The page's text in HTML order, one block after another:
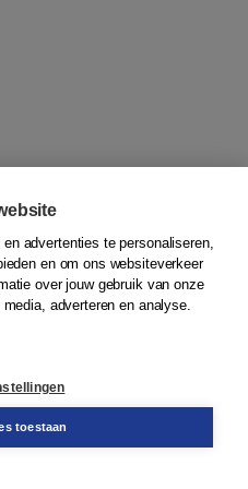
advertenties te personaliseren,
en om ons websiteverkeer
over jouw gebruik van onze
adverteren en analyse.
toestaan